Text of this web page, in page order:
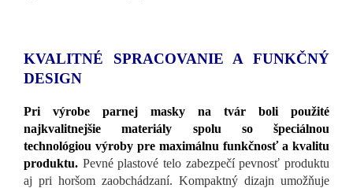
KVALITNÉ SPRACOVANIE A FUNKČNÝ
DESIGN
Pri výrobe parnej masky na tvár boli použité
najkvalitnejšie materiály
spolu so špeciálnou
technológiou výroby pre maximálnu funkčnosť a kvalitu
produktu. Pevné plastové telo zabezpečí pevnosť produktu
aj pri horšom zaobchádzaní. Kompaktný dizajn umožňuje